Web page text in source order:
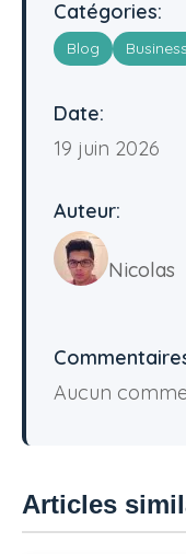
Catégories:
Blog Business
Date:
19 juin 2026
Auteur:
Nicolas
Aucun
Articles